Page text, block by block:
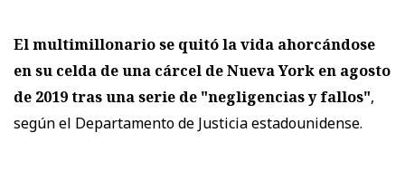
El multimillonario se quitó la vida ahorcándose
en su celda de una cárcel de Nueva York en agosto
de 2019 tras una serie de "negligencias y fallos",
según el Departamento de Justicia estadounidense.